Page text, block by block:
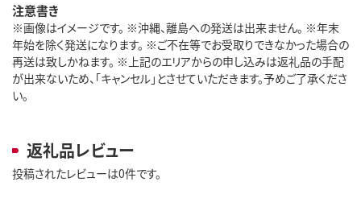
注意書き
※画像はイメージです。 ※沖縄、離島への発送は出来ません。 ※年末
年始を除く発送になります。 ※ご不在等でお受取りできなかった場合の
再送は致しかねます。 ※上記のエリアからの申し込みは返礼品の手配
が出来ないため、「キャンセル」とさせていただきます。予めご了承くださ
い。
返礼品レビュー
投稿されたレビューは0件です。